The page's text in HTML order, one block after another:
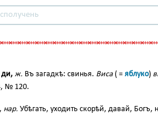
ди, ж. Въ загадкѣ: свинья. Виса ( = яблуко)
№ 120.
, нар. Убѣгать, уходить скорѣй, давай, Богъ,